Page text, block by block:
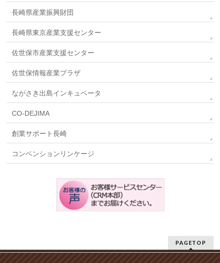
長崎県産業振興財団
長崎県東京産業支援センター
佐世保市産業支援センター
佐世保情報産業プラザ
ながさき出島インキュベータ
CO-DEJIMA
創業サポート長崎
コンベンションリンケージ
PAGETOP